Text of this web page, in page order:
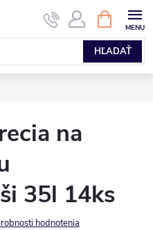
HĽADAŤ
KOŠÍK
na
35l 14ks
hodnotenia